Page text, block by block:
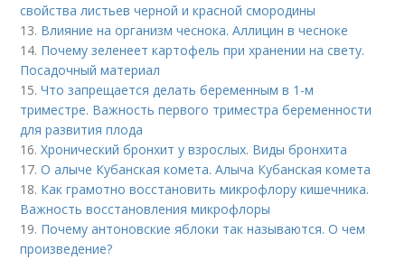
свойства листьев черной и красной смородины
13. Влияние на организм чеснока. Аллицин в чесноке
14. Почему зеленеет картофель при хранении на свету.
Посадочный материал
15.Что запрещается делать беременным в 1-м
триместре. Важность первого триместра беременности
для развития плода
16.Хронический бронхит у взрослых. Виды бронхита
17.О алыче Кубанская комета. Алыча Кубанская комета
18. Как грамотно восстановить микрофлору кишечника.
Важность восстановления микрофлоры
19. Почему антоновские яблоки так называются. О чем
произведение?